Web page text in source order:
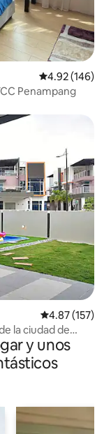
Calificación
4.92 (146)
Penampang
Calificación
4.87 (157)
la ciudad de
y unos